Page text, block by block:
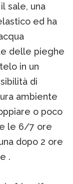
sale, una
ed ha
delle pieghe
in un
di
ambiente
o poco
le 6/7 ore
dopo 2 ore
.